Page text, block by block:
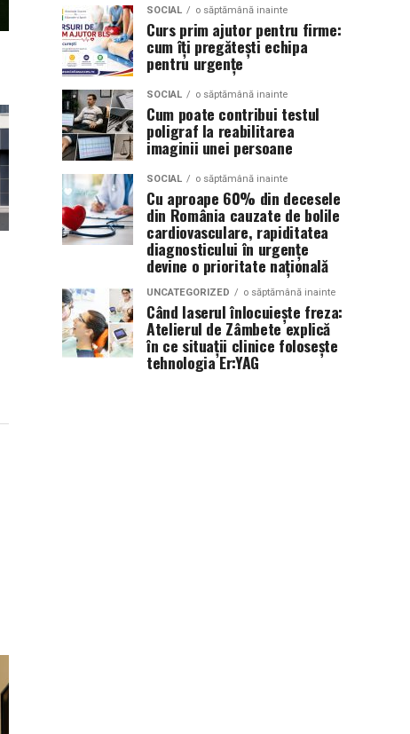
SOCIAL o săptămână inainte
Curs prim ajutor pentru firme:
cum îți pregătești echipa
pentru urgențe
SOCIAL o săptămână inainte
Cum poate contribui testul
poligraf la reabilitarea
imaginii unei persoane
SOCIAL o săptămână inainte
Cu aproape 60% din decesele
din România cauzate de bolile
cardiovasculare, rapiditatea
diagnosticului în urgențe
devine o prioritate națională
UNCATEGORIZED o săptămână inainte
Când laserul înlocuiește freza:
Atelierul de Zâmbete explică
în ce situații clinice folosește
tehnologia Er:YAG